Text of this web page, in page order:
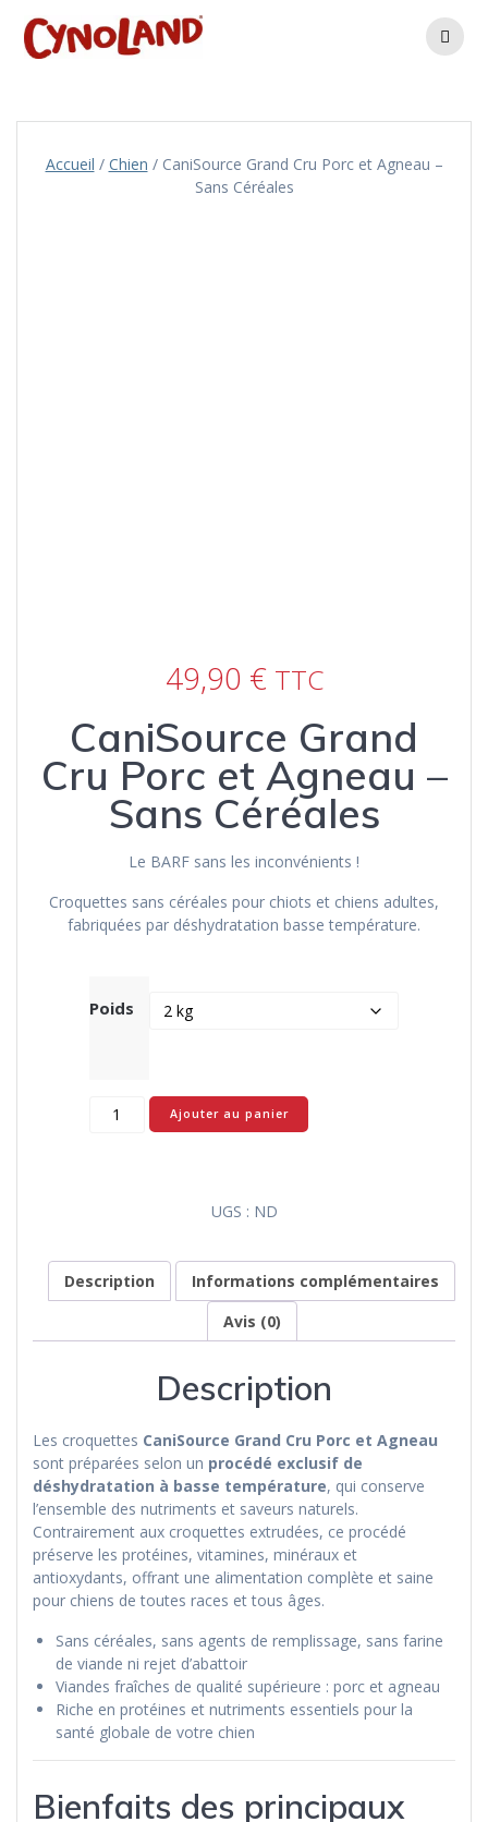
Accueil / Chien / CaniSource Grand Cru Porc et Agneau –
Sans Céréales
49,90 € TTC
CaniSource Grand
Cru Porc et Agneau –
Sans Céréales
Le BARF sans les inconvénients !
Croquettes sans céréales pour chiots et chiens adultes,
fabriquées par déshydratation basse température.
Poids
quantité
Agneau
–
Ajouter au panier
UGS : ND
Description
Informations complémentaires
Avis (0)
Description
Les croquettes CaniSource Grand Cru Porc et Agneau
sont préparées selon un procédé exclusif de
déshydratation à basse température, qui conserve
l’ensemble des nutriments et saveurs naturels.
Contrairement aux croquettes extrudées, ce procédé
préserve les protéines, vitamines, minéraux et
antioxydants, offrant une alimentation complète et saine
pour chiens de toutes races et tous âges.
Sans céréales, sans agents de remplissage, sans farine
de viande ni rejet d’abattoir
Viandes fraîches de qualité supérieure : porc et agneau
Riche en protéines et nutriments essentiels pour la
santé globale de votre chien
Bienfaits des principaux